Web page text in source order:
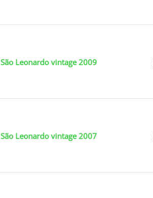
São Leonardo vintage 2009
São Leonardo vintage 2007